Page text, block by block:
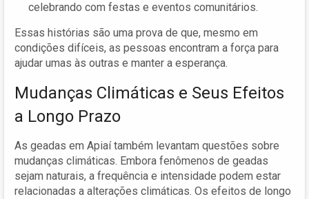
celebrando com festas e eventos comunitários.
Essas histórias são uma prova de que, mesmo em
condições difíceis, as pessoas encontram a força para
ajudar umas às outras e manter a esperança.
Mudanças Climáticas e Seus Efeitos
a Longo Prazo
As geadas em Apiaí também levantam questões sobre
mudanças climáticas. Embora fenômenos de geadas
sejam naturais, a frequência e intensidade podem estar
relacionadas a alterações climáticas. Os efeitos de longo